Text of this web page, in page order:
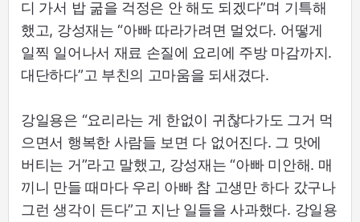
디 가서 밥 굶을 걱정은 안 해도 되겠다”며 기특해
했고, 강성재는 “아빠 따라가려면 멀었다. 어떻게
일찍 일어나서 재료 손질에 요리에 주방 마감까지.
대단하다”고 부친의 고마움을 되새겼다.
강일용은 “요리라는 게 한없이 귀찮다가도 그거 먹
으면서 행복한 사람들 보면 다 없어진다. 그 맛에
버티는 거”라고 말했고, 강성재는 “아빠 미안해. 매
끼니 만들 때마다 우리 아빠 참 고생만 하다 갔구나
그런 생각이 든다”고 지난 일들을 사과했다. 강일용